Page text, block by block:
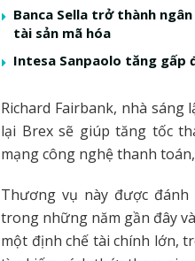
Banca Sella trở thành
tài sản mã hóa
Intesa Sanpaolo tăng gấp
Richard Fairbank, nhà sáng
lại Brex sẽ giúp tăng tốc
mạng công nghệ thanh
Thương vụ này được
trong những năm gần đây
một định chế tài chính lớn,